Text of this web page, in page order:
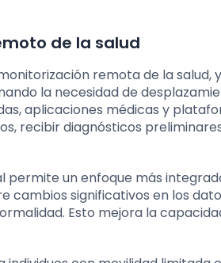
de la salud
remota de la salud,
la necesidad de
aplicaciones médicas y
recibir diagnósticos
un enfoque más
cambios significativos en los
Esto mejora la